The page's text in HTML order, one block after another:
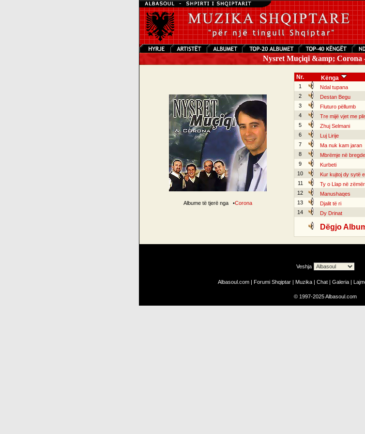
Nysret Muçiqi &amp;
Albume të tjerë nga •Corona
Nr. Kënga
1 Ndal tupana
2
Destan Begu
3
Fluturo pëllumb
4
Tre mijë vjet me
5
Zhuj Selmani
6
Luj Lirije
7
Ma nuk kam jaran
8
Mbrëmje në
9
Kurbeti
10
Kur kujtoj dy sytë
11
Ty o Llap në
12
Manushaqes
13
Djalit të ri
14
Dy Drinat
Dëgjo
Veshja
Albasoul.com | Forumi Shqiptar | Muzika | Chat | Galeria |
© 1997-2025Albasoul.com